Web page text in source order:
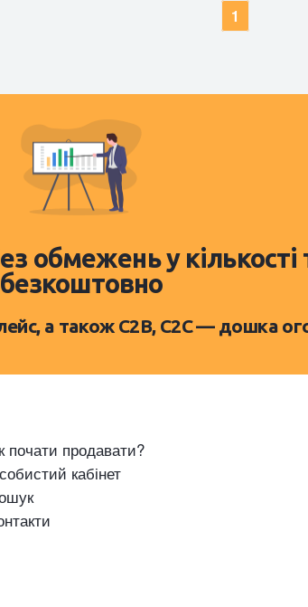
1
обмежень у
безкоштовно
а також C2B, C2C — дошка
почати продавати?
кабінет